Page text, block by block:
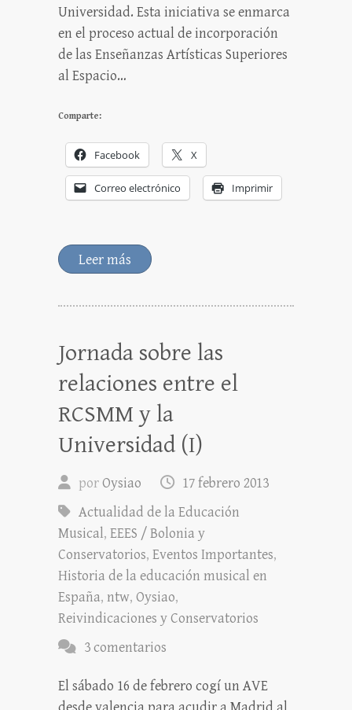
Universidad. Esta iniciativa se enmarca
en el proceso actual de incorporación
de las Enseñanzas Artísticas Superiores
al Espacio…
Comparte:
Facebook X
Correo electrónico Imprimir
Leer más
Jornada sobre las
relaciones entre el
RCSMM y la
Universidad (I)
porOysiao
17 febrero 2013
Actualidad de la Educación
Musical, EEES / Bolonia y
Conservatorios, Eventos Importantes,
Historia de la educación musical en
España, ntw, Oysiao,
Reivindicaciones y Conservatorios
3 comentarios
El sábado 16 de febrero cogí un AVE